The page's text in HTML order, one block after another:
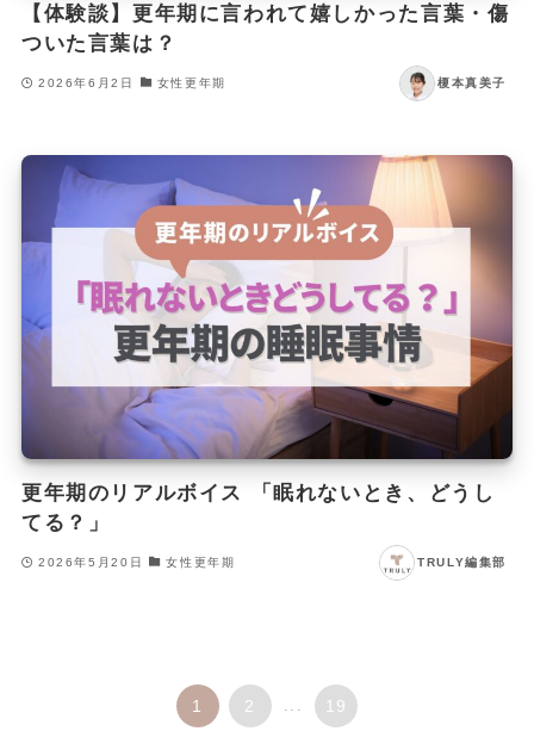
【体験談】更年期に言われて嬉しかった言葉・傷
ついた言葉は？
2026年6月2日 女性更年期 榎本真美子
更年期のリアルボイス 「眠れないとき、どうし
てる？」
2026年5月20日 女性更年期 TRULY編集部
1 2 ... 19